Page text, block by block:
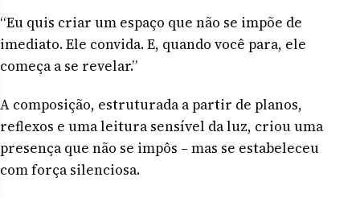
“Eu quis criar um espaço que não se impõe de
imediato. Ele convida. E, quando você para, ele
começa a se revelar.”
A composição, estruturada a partir de planos,
reflexos e uma leitura sensível da luz, criou uma
presença que não se impôs – mas se estabeleceu
com força silenciosa.